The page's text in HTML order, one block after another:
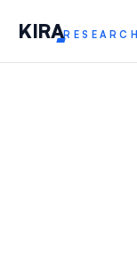
KIRARESEARCH